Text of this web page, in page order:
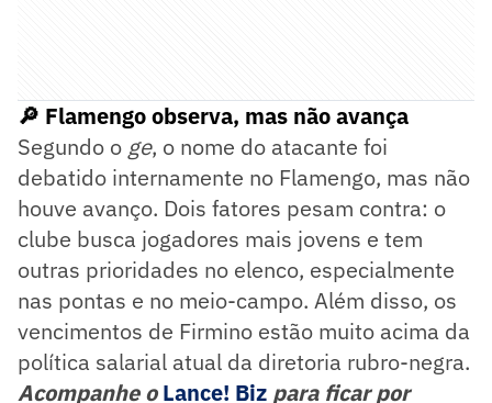
🔎 Flamengo observa, mas não avança
Segundo o ge, o nome do atacante foi
debatido internamente no Flamengo, mas não
houve avanço. Dois fatores pesam contra: o
clube busca jogadores mais jovens e tem
outras prioridades no elenco, especialmente
nas pontas e no meio-campo. Além disso, os
vencimentos de Firmino estão muito acima da
política salarial atual da diretoria rubro-negra.
Acompanhe oLance! Biz para ficar por